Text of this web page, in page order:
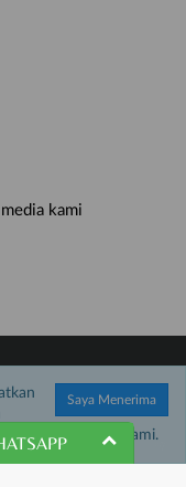
kami
Saya Menerima
cookie kami.